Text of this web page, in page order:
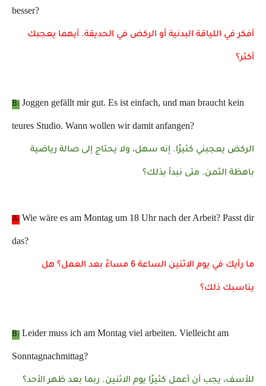
besser?
أفكر في اللياقة البدنية أو الركض في الحديقة. أيهما يعجبك
أكثر؟
B: Joggen gefällt mir gut. Es ist einfach, und man braucht kein
teures Studio. Wann wollen wir damit anfangen?
الركض يعجبني كثيرًا. إنه سهل، ولا يحتاج إلى صالة رياضية
باهظة الثمن. متى نبدأ بذلك؟
A: Wie wäre es am Montag um 18 Uhr nach der Arbeit? Passt dir
das?
ما رأيك في يوم الاثنين الساعة 6 مساءً بعد العمل؟ هل
يناسبك ذلك؟
B: Leider muss ich am Montag viel arbeiten. Vielleicht am
Sonntagnachmittag?
للأسف، يجب أن أعمل كثيرًا يوم الاثنين. ربما بعد ظهر الأحد؟